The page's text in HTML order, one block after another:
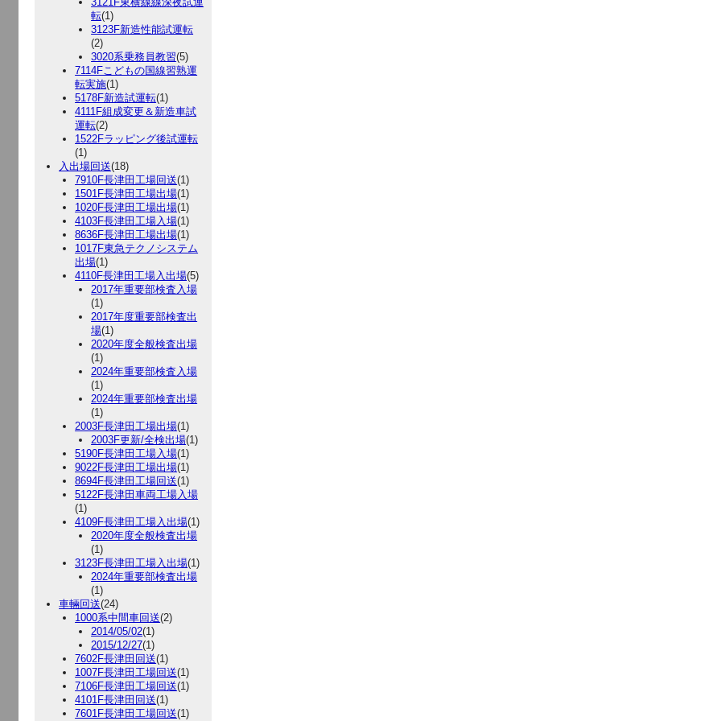
転(1)
3123F新造性能試運転
(2)
3020系乗務員教習(5)
7114Fこどもの国線習熟運
転実施(1)
5178F新造試運転(1)
4111F組成変更＆新造車試
運転(2)
1522Fラッピング後試運転
(1)
入出場回送(18)
7910F長津田工場回送(1)
1501F長津田工場出場(1)
1020F長津田工場出場(1)
4103F長津田工場入場(1)
8636F長津田工場出場(1)
1017F東急テクノシステム
出場(1)
4110F長津田工場入出場(5)
2017年重要部検査入場
(1)
2017年度重要部検査出
場(1)
2020年度全般検査出場
(1)
2024年重要部検査入場
(1)
2024年重要部検査出場
(1)
2003F長津田工場出場(1)
2003F更新/全検出場(1)
5190F長津田工場入場(1)
9022F長津田工場出場(1)
8694F長津田工場回送(1)
5122F長津田車両工場入場
(1)
4109F長津田工場入出場(1)
2020年度全般検査出場
(1)
3123F長津田工場入出場(1)
2024年重要部検査出場
(1)
車輛回送(24)
1000系中間車回送(2)
2014/05/02(1)
2015/12/27(1)
7602F長津田回送(1)
1007F長津田工場回送(1)
7106F長津田工場回送(1)
4101F長津田回送(1)
7601F長津田工場回送(1)